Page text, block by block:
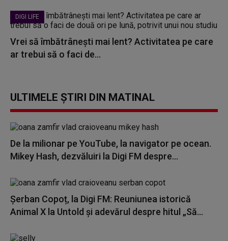
DIGI LIFE
Vrei să îmbătrânești mai lent? Activitatea pe care
ar trebui să o faci de...
ULTIMELE ȘTIRI DIN MATINAL
De la milionar pe YouTube, la navigator pe ocean.
Mikey Hash, dezvăluiri la Digi FM despre...
Șerban Copoț, la Digi FM: Reuniunea istorică
Animal X la Untold și adevărul despre hitul „Să...